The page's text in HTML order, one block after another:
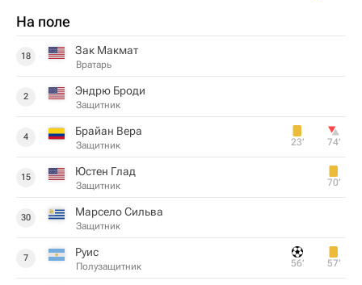
На поле
18 Зак Макмат
Вратарь
2 Эндрю Броди
Защитник
4 Брайан Вера
Защитник 23‎’‎ 74‎’‎
15 Юстен Глад
Защитник 70‎’‎
30 Марсело Сильва
Защитник
7 Руис
Полузащитник 56‎’‎ 57‎’‎